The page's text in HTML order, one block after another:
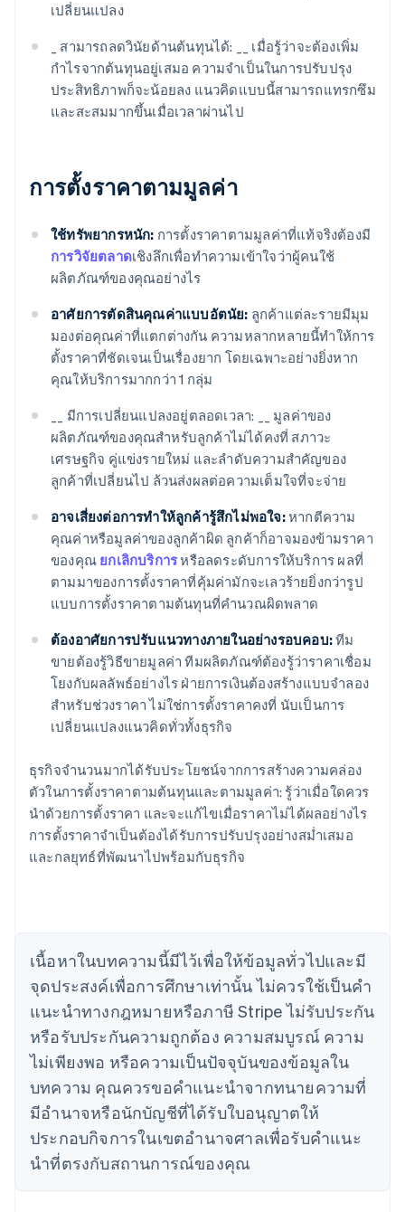
เปลี่ยนแปลง
_ สามารถลดวินัยด้านต้นทุนได้: __ เมื่อรู้ว่าจะต้องเพิ่ม
กำไรจากต้นทุนอยู่เสมอ ความจำเป็นในการปรับปรุง
ประสิทธิภาพก็จะน้อยลง แนวคิดแบบนี้สามารถแทรกซึม
และสะสมมากขึ้นเมื่อเวลาผ่านไป
การตั้งราคาตามมูลค่า
ใช้ทรัพยากรหนัก: การตั้งราคาตามมูลค่าที่แท้จริงต้องมี
การวิจัยตลาดเชิงลึกเพื่อทำความเข้าใจว่าผู้คนใช้
ผลิตภัณฑ์ของคุณอย่างไร
อาศัยการตัดสินคุณค่าแบบอัตนัย: ลูกค้าแต่ละรายมีมุม
มองต่อคุณค่าที่แตกต่างกัน ความหลากหลายนี้ทำให้การ
ตั้งราคาที่ชัดเจนเป็นเรื่องยาก โดยเฉพาะอย่างยิ่งหาก
คุณให้บริการมากกว่า 1 กลุ่ม
__ มีการเปลี่ยนแปลงอยู่ตลอดเวลา: __ มูลค่าของ
ผลิตภัณฑ์ของคุณสำหรับลูกค้าไม่ได้คงที่ สภาวะ
เศรษฐกิจ คู่แข่งรายใหม่ และลำดับความสำคัญของ
ลูกค้าที่เปลี่ยนไป ล้วนส่งผลต่อความเต็มใจที่จะจ่าย
อาจเสี่ยงต่อการทำให้ลูกค้ารู้สึกไม่พอใจ:หากตีความ
คุณค่าหรือมูลค่าของลูกค้าผิด ลูกค้าก็อาจมองข้ามราคา
ของคุณ ยกเลิกบริการหรือลดระดับการให้บริการ ผลที่
ตามมาของการตั้งราคาที่คุ้มค่ามักจะเลวร้ายยิ่งกว่ารูป
แบบการตั้งราคาตามต้นทุนที่คำนวณผิดพลาด
ต้องอาศัยการปรับแนวทางภายในอย่างรอบคอบ:ทีม
ขายต้องรู้วิธีขายมูลค่า ทีมผลิตภัณฑ์ต้องรู้ว่าราคาเชื่อม
โยงกับผลลัพธ์อย่างไร ฝ่ายการเงินต้องสร้างแบบจำลอง
สำหรับช่วงราคา ไม่ใช่การตั้งราคาคงที่ นับเป็นการ
เปลี่ยนแปลงแนวคิดทั่วทั้งธุรกิจ
ธุรกิจจำนวนมากได้รับประโยชน์จากการสร้างความคล่อง
ตัวในการตั้งราคาตามต้นทุนและตามมูลค่า: รู้ว่าเมื่อใดควร
นำด้วยการตั้งราคา และจะแก้ไขเมื่อราคาไม่ได้ผลอย่างไร
การตั้งราคาจำเป็นต้องได้รับการปรับปรุงอย่างสม่ำเสมอ
และกลยุทธ์ที่พัฒนาไปพร้อมกับธุรกิจ
เนื้อหาในบทความนี้มีไว้เพื่อให้ข้อมูลทั่วไปและมี
จุดประสงค์เพื่อการศึกษาเท่านั้น ไม่ควรใช้เป็นคํา
แนะนําทางกฎหมายหรือภาษี Stripe ไม่รับประกัน
หรือรับประกันความถูกต้อง ความสมบูรณ์ ความ
ไม่เพียงพอ หรือความเป็นปัจจุบันของข้อมูลใน
บทความ คุณควรขอคําแนะนําจากทนายความที่
มีอํานาจหรือนักบัญชีที่ได้รับใบอนุญาตให้
ประกอบกิจการในเขตอํานาจศาลเพื่อรับคําแนะ
นําที่ตรงกับสถานการณ์ของคุณ
กรีซ
English
เขตบริหารพิเศษฮ่องกง ประเทศจีน
โครเอเชีย
จีนแผ่นดินใหญ่
简体中文English
ไซปรัส
English
ญี่ปุ่น
日本語 English
เดนมาร์ก
English
ไทย
นอร์เวย์
English